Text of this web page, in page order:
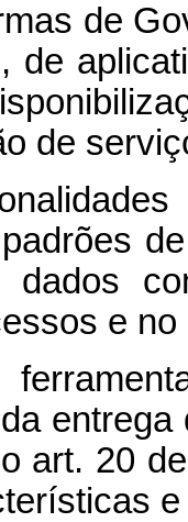
de
de
de
dados
e
art. 20